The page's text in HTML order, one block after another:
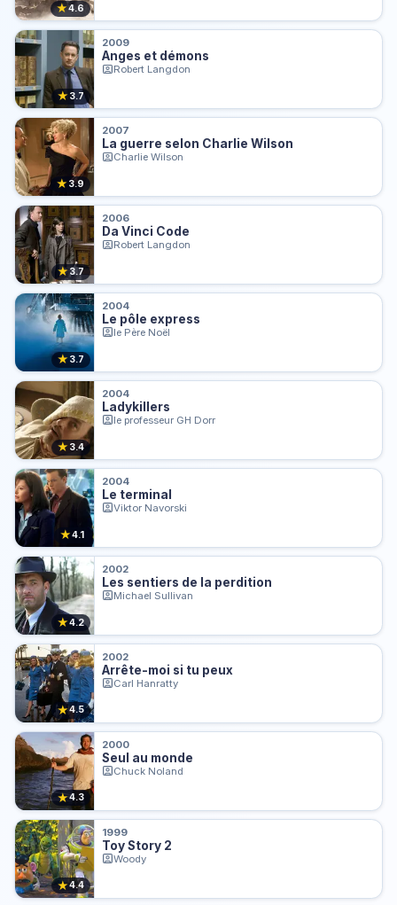
★4.6
★ 3.7
2009
Anges et démons
Robert Langdon
★ 3.9
2007
La guerre selon Charlie Wilson
Charlie Wilson
★3.7
2006
Da Vinci Code
Robert Langdon
★ 3.7
2004
Le pôle express
le Père Noël
★ 3.4
2004
Ladykillers
le professeur GH Dorr
★4.1
2004
Le terminal
Viktor Navorski
★4.2
2002
Les sentiers de la perdition
Michael Sullivan
★4.5
2002
Arrête-moi si tu peux
Carl Hanratty
★4.3
2000
Seul au monde
Chuck Noland
★4.4
1999
Toy Story 2
Woody